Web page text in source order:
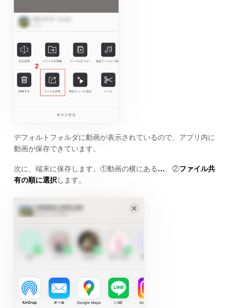
デフォルトフォルダに動画が表示されているので、アプリ内に
動画が保存できています。
次に、端末に保存します。①動画の横にある… 、②ファイル共
有の順に選択 します。